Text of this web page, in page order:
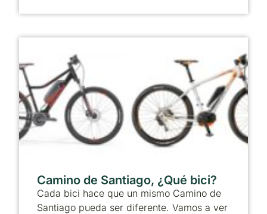
Camino de Santiago, ¿Qué bici?
Cada bici hace que un mismo Camino de
Santiago pueda ser diferente. Vamos a ver